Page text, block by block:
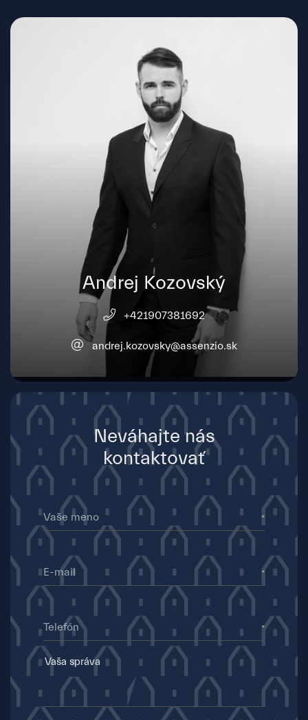
Andrej Kozovský
+421907381692
andrej.kozovsky@assenzio.sk
Neváhajte nás
kontaktovať
Vaše meno
E-mail
Telefón